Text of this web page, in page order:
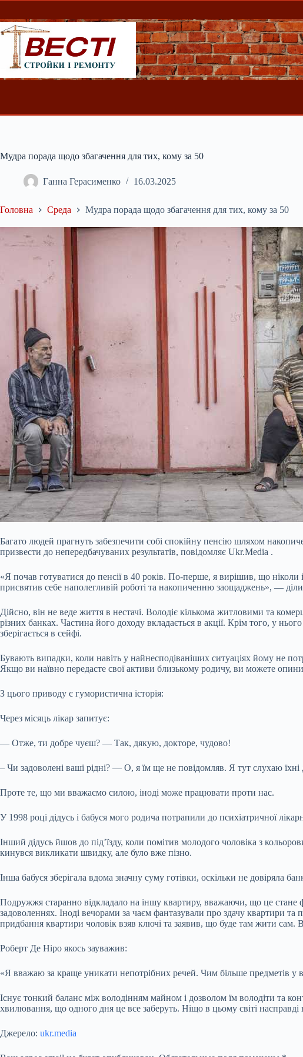
Перейти
вмісту
Мудра порада щодо збагачення для тих, кому за 50
Ганна Герасименко 16.03.2025
Головна Среда Мудра порада щодо збагачення для тих, кому за 50
Багато людей прагнуть забезпечити собі спокійну пенсію шляхом
призвести до непередбачуваних результатів, повідомляє Ukr.Media .
«Я почав готуватися до пенсії в 40 років. По-перше, я вирішив, що
присвятив себе наполегливій роботі та накопиченню заощаджень», —
Дійсно, він не веде життя в нестачі. Володіє кількома житловими та
різних банках. Частина його доходу вкладається в акції. Крім того, у
зберігається в сейфі.
Бувають випадки, коли навіть у найнесподіваніших ситуаціях йому не
Якщо ви наївно передасте свої активи близькому родичу, ви можете
З цього приводу є гумористична історія:
Через місяць лікар запитує:
— Отже, ти добре чуєш? — Так, дякую, докторе, чудово!
– Чи задоволені ваші рідні? — О, я їм ще не повідомляв. Я тут слухаю їхні
Проте те, що ми вважаємо силою, іноді може працювати проти нас.
У 1998 році дідусь і бабуся мого родича потрапили до психіатричної
Інший дідусь йшов до під’їзду, коли помітив молодого чоловіка з
кинувся викликати швидку, але було вже пізно.
Інша бабуся зберігала вдома значну суму готівки, оскільки не довіряла
Подружжя старанно відкладало на іншу квартиру, вважаючи, що це
задоволеннях. Іноді вечорами за чаєм фантазували про здачу квартири
придбання квартири чоловік взяв ключі та заявив, що буде там жити
Роберт Де Ніро якось зауважив:
«Я вважаю за краще уникати непотрібних речей. Чим більше предметів у
Існує тонкий баланс між володінням майном і дозволом їм володіти та
хвилювання, що одного дня це все заберуть. Ніщо в цьому світі
Джерело: ukr.media